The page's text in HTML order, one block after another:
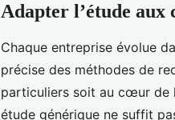
Adapter l’étude aux
Chaque entreprise évolue
précise des méthodes de
particuliers soit au cœur de
étude générique ne suffit